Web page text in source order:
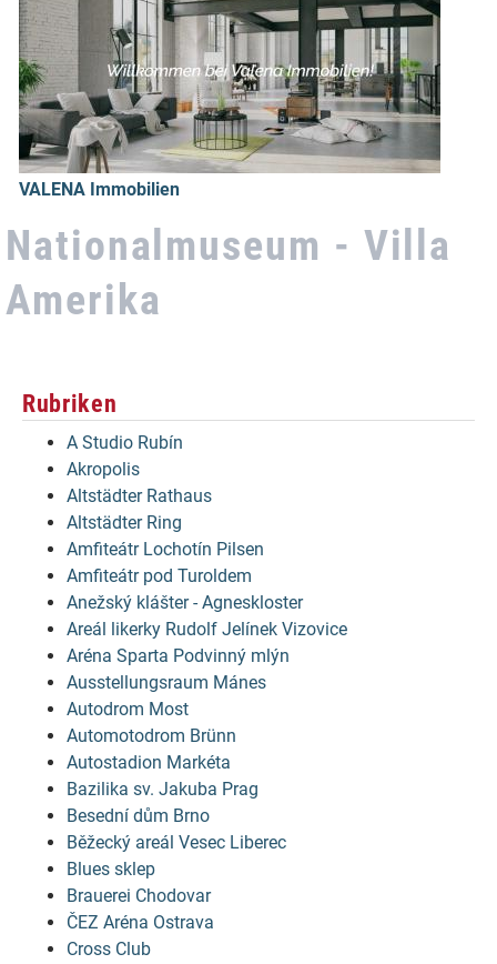
VALENA Immobilien
Nationalmuseum - Villa
Amerika
Rubriken
A Studio Rubín
Akropolis
Altstädter Rathaus
Altstädter Ring
Amfiteátr Lochotín Pilsen
Amfiteátr pod Turoldem
Anežský klášter - Agneskloster
Areál likerky Rudolf Jelínek Vizovice
Aréna Sparta Podvinný mlýn
Ausstellungsraum Mánes
Autodrom Most
Automotodrom Brünn
Autostadion Markéta
Bazilika sv. Jakuba Prag
Besední dům Brno
Běžecký areál Vesec Liberec
Blues sklep
Brauerei Chodovar
ČEZ Aréna Ostrava
Cross Club